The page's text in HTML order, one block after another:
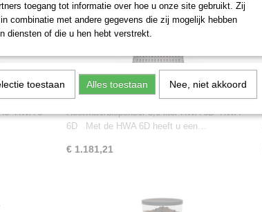
HWA6
HWA 6
Heetwaterdispenser 5,6 liter HWA
6D
Heetwaterdispenser 5,6 liter HWA 6D HWA
6D Met de HWA 6D heeft u een…
€ 1.181,21
toegang tot informatie over hoe u onze site gebruikt. Zij
combinatie met andere gegevens die zij mogelijk hebben
diensten of die u hen hebt verstrekt.
toestaan Alles toestaan Nee, niet akkoord